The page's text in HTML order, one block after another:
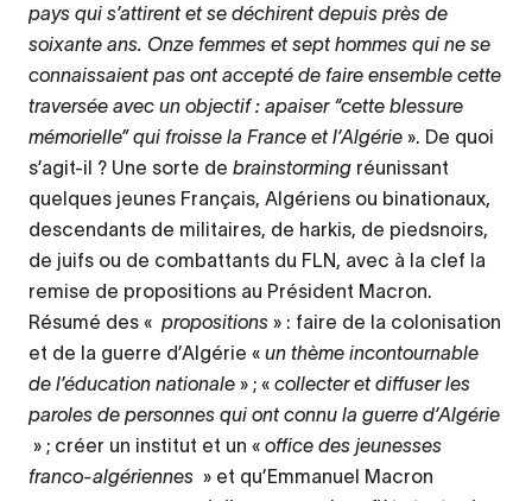
pays qui s’attirent et se déchirent depuis près de
soixante ans. Onze femmes et sept hommes qui ne se
connaissaient pas ont accepté de faire ensemble cette
traversée avec un objectif : apaiser “cette blessure
mémorielle” qui froisse la France et l’Algérie ». De quoi
s’agit-il ? Une sorte de brainstorming réunissant
quelques jeunes Français, Algériens ou binationaux,
descendants de militaires, de harkis, de piedsnoirs,
de juifs ou de combattants du FLN, avec à la clef la
remise de propositions au Président Macron.
Résumé des « propositions » : faire de la colonisation
et de la guerre d’Algérie « un thème incontournable
de l’éducation nationale » ; « collecter et diffuser les
paroles de personnes qui ont connu la guerre d’Algérie
» ; créer un institut et un « office des jeunesses
franco-algériennes » et qu’Emmanuel Macron